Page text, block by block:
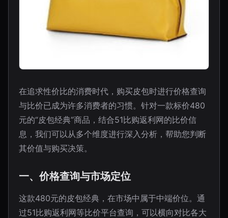
在追求性价比的消费时代，购买皮包时进行价格查询
与比价已成为许多消费者的习惯。针对一款标价480
元的“皮包经典”商品，结合51比购返利网的比价信
息，我们可以从多个维度进行深入分析，帮助您判断
其价值与购买决策。
一、价格查询与市场定位
这款480元的皮包经典，在市场中属于中端价位。通
过51比购返利网等比价平台查询，可以横向对比各大